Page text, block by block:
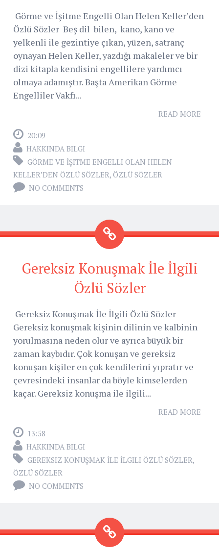
Görme ve İşitme Engelli Olan Helen Keller’den
Özlü Sözler Beş dil bilen, kano, kano ve
yelkenli ile gezintiye çıkan, yüzen, satranç
oynayan Helen Keller, yazdığı makaleler ve bir
dizi kitapla kendisini engellilere yardımcı
olmaya adamıştır. Başta Amerikan Görme
Engelliler Vakfı...
READ MORE
20:09
HAKKINDA BILGI
GÖRME VE İŞITME ENGELLI OLAN HELEN
KELLER’DEN ÖZLÜ SÖZLER, ÖZLÜ SÖZLER
NO COMMENTS
Gereksiz Konuşmak İle İlgili
Özlü Sözler
Gereksiz Konuşmak İle İlgili Özlü Sözler
Gereksiz konuşmak kişinin dilinin ve kalbinin
yorulmasına neden olur ve ayrıca büyük bir
zaman kaybıdır. Çok konuşan ve gereksiz
konuşan kişiler en çok kendilerini yıpratır ve
çevresindeki insanlar da böyle kimselerden
kaçar. Gereksiz konuşma ile ilgili...
READ MORE
13:58
HAKKINDA BILGI
GEREKSIZ KONUŞMAK İLE İLGILI ÖZLÜ SÖZLER,
ÖZLÜ SÖZLER
NO COMMENTS